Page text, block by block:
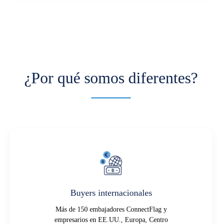
¿Por qué somos diferentes?
Buyers internacionales
Más de 150 embajadores ConnectFlag y
empresarios en EE.UU., Europa, Centro